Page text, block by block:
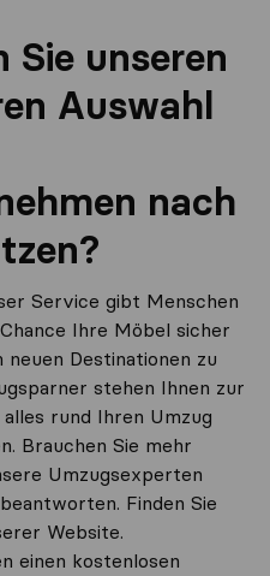
Sie unseren
Auswahl
nach
Service gibt Menschen
Ihre Möbel sicher
Destinationen zu
stehen Ihnen zur
rund Ihren Umzug
Brauchen Sie mehr
Umzugsexperten
Finden Sie
Website.
einen kostenlosen